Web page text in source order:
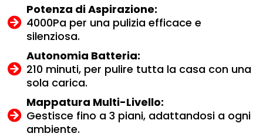
Potenza di Aspirazione:
4000Pa per una pulizia efficace e
silenziosa.
Autonomia Batteria:
210 minuti, per pulire tutta la casa con una
sola carica.
Mappatura Multi-Livello:
Gestisce fino a 3 piani, adattandosi a ogni
ambiente.